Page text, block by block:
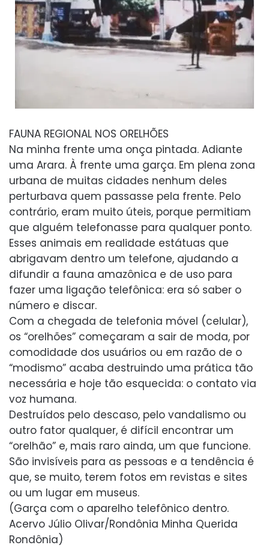
FAUNA REGIONAL NOS ORELHÕES
Na minha frente uma onça pintada. Adiante
uma Arara. À frente uma garça. Em plena zona
urbana de muitas cidades nenhum deles
perturbava quem passasse pela frente. Pelo
contrário, eram muito úteis, porque permitiam
que alguém telefonasse para qualquer ponto.
Esses animais em realidade estátuas que
abrigavam dentro um telefone, ajudando a
difundir a fauna amazônica e de uso para
fazer uma ligação telefônica: era só saber o
número e discar.
Com a chegada de telefonia móvel (celular),
os “orelhões” começaram a sair de moda, por
comodidade dos usuários ou em razão de o
“modismo” acaba destruindo uma prática tão
necessária e hoje tão esquecida: o contato via
voz humana.
Destruídos pelo descaso, pelo vandalismo ou
outro fator qualquer, é difícil encontrar um
“orelhão” e, mais raro ainda, um que funcione.
São invisíveis para as pessoas e a tendência é
que, se muito, terem fotos em revistas e sites
ou um lugar em museus.
(Garça com o aparelho telefônico dentro.
Acervo Júlio Olivar/Rondônia Minha Querida
Rondônia)